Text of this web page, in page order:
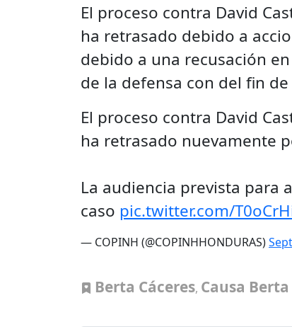
El proceso contra David
ha retrasado debido a
debido a una recusación
de la defensa con del fin
El proceso contra David
ha retrasado nuevamente
La audiencia prevista para
caso pic.twitter.com/
— COPINH (@COPINHHONDURAS)
Berta Cáceres, Causa